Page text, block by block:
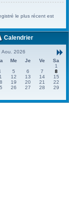
le plus récent est
Calendrier
Aou. 2026
Me Je Ve
Sa
1
5 6 7
8
12 13 14
15
19 20 21
22
26 27 28
29